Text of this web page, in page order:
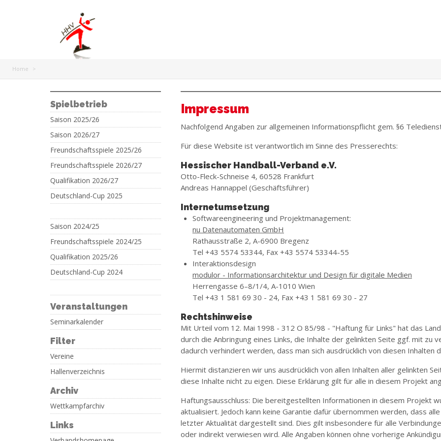
Home >
Spielbetrieb
Saison 2025/26
Saison 2026/27
Freundschaftsspiele 2025/26
Freundschaftsspiele 2026/27
Qualifikation 2026/27
Deutschland-Cup 2025
Saison 2024/25
Freundschaftsspiele 2024/25
Qualifikation 2025/26
Deutschland-Cup 2024
Veranstaltungen
Seminarkalender
Filter
Vereine
Hallenverzeichnis
Archiv
Wettkampfarchiv
Links
Impressum
Nachfolgend Angaben zur allgemeinen Informationspflicht gem. §6
Für diese Website ist verantwortlich im Sinne des Presserechts:
Hessischer Handball-Verband e.V.
Otto-Fleck-Schneise 4, 60528 Frankfurt
Andreas Hannappel (Geschäftsführer)
Internetumsetzung
Softwareengineering und Projektmanagement:
nu Datenautomaten GmbH
Rathausstraße 2, A-6900 Bregenz
Tel +43 5574 53344, Fax +43 5574 53344-55
Interaktionsdesign
modulor - Informationsarchitektur und Design für digitale Medien
Herrengasse 6–8/1/4, A-1010 Wien
Tel +43 1 581 69 30 - 24, Fax +43 1 581 69 30 - 27
Rechtshinweise
Mit Urteil vom 12. Mai 1998 - 312 O 85/98 - "Haftung für Links" hat das
durch die Anbringung eines Links, die Inhalte der gelinkten Seite ggf. mit zu
dadurch verhindert werden, dass man sich ausdrücklich von diesen Inhalten
Hiermit distanzieren wir uns ausdrücklich von allen Inhalten aller gelinkten
diese Inhalte nicht zu eigen. Diese Erklärung gilt für alle in diesem Projekt
Haftungsausschluss: Die bereitgestellten Informationen in diesem Projekt
aktualisiert. Jedoch kann keine Garantie dafür übernommen werden, dass
letzter Aktualität dargestellt sind. Dies gilt insbesondere für alle
oder indirekt verwiesen wird. Alle Angaben können ohne vorherige